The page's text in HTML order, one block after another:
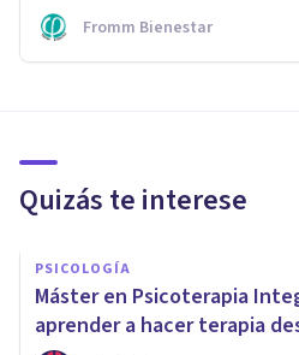
Fromm Bienestar
Quizás te interese
PSICOLOGÍA
Máster en Psicoterapia
aprender a hacer terapia